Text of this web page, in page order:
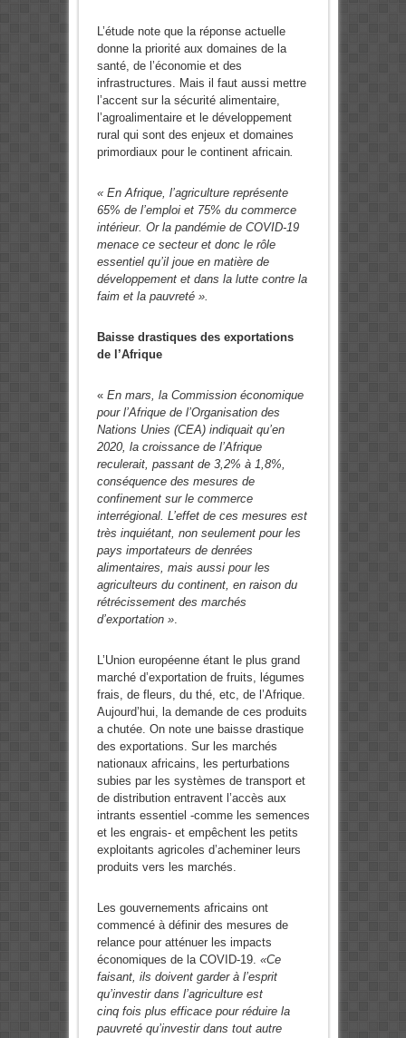
L’étude note que la réponse actuelle
donne la priorité aux domaines de la
santé, de l’économie et des
infrastructures. Mais il faut aussi mettre
l’accent sur la sécurité alimentaire,
l’agroalimentaire et le développement
rural qui sont des enjeux et domaines
primordiaux pour le continent africain.
« En Afrique, l’agriculture représente
65% de l’emploi et 75% du commerce
intérieur. Or la pandémie de COVID-19
menace ce secteur et donc le rôle
essentiel qu’il joue en matière de
développement et dans la lutte contre la
faim et la pauvreté ».
Baisse drastiques des exportations
de l’Afrique
« En mars, la Commission économique
pour l’Afrique de l’Organisation des
Nations Unies (CEA) indiquait qu’en
2020, la croissance de l’Afrique
reculerait, passant de 3,2% à 1,8%,
conséquence des mesures de
confinement sur le commerce
interrégional. L’effet de ces mesures est
très inquiétant, non seulement pour les
pays importateurs de denrées
alimentaires, mais aussi pour les
agriculteurs du continent, en raison du
rétrécissement des marchés
d’exportation ».
L’Union européenne étant le plus grand
marché d’exportation de fruits, légumes
frais, de fleurs, du thé, etc, de l’Afrique.
Aujourd’hui, la demande de ces produits
a chutée. On note une baisse drastique
des exportations. Sur les marchés
nationaux africains, les perturbations
subies par les systèmes de transport et
de distribution entravent l’accès aux
intrants essentiel -comme les semences
et les engrais- et empêchent les petits
exploitants agricoles d’acheminer leurs
produits vers les marchés.
Les gouvernements africains ont
commencé à définir des mesures de
relance pour atténuer les impacts
économiques de la COVID-19. «Ce
faisant, ils doivent garder à l’esprit
qu’investir dans l’agriculture est
cinq fois plus efficace pour réduire la
pauvreté qu’investir dans tout autre